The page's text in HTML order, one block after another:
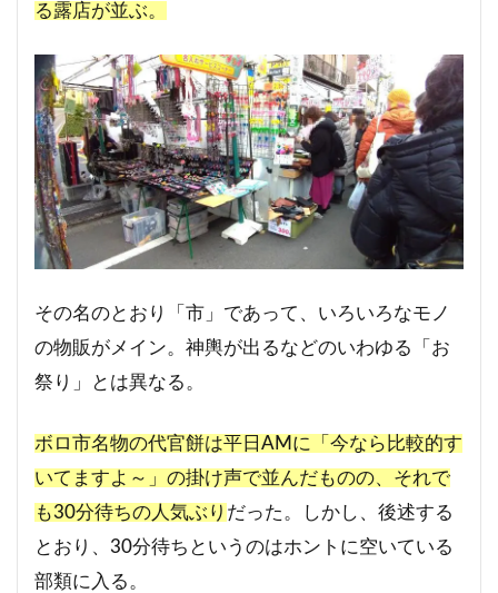
る露店が並ぶ。
その名のとおり「市」であって、いろいろなモノ
の物販がメイン。神輿が出るなどのいわゆる「お
祭り」とは異なる。
ボロ市名物の代官餅は平日AMに「今なら比較的す
いてますよ～」の掛け声で並んだものの、それで
も30分待ちの人気ぶり だった。しかし、後述する
とおり、30分待ちというのはホントに空いている
部類に入る。